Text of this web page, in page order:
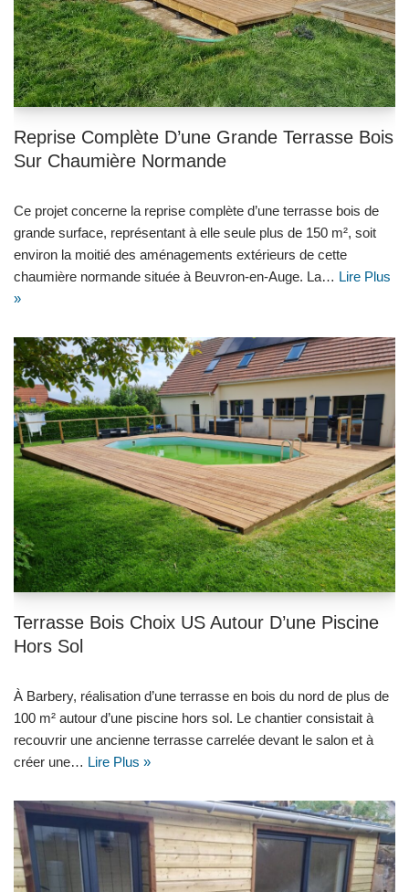
Reprise Complète D’une Grande Terrasse Bois
Sur Chaumière Normande
Ce projet concerne la reprise complète d’une terrasse bois de
grande surface, représentant à elle seule plus de 150 m², soit
environ la moitié des aménagements extérieurs de cette
chaumière normande située à Beuvron-en-Auge. La… Lire Plus
»
Terrasse Bois Choix US Autour D’une Piscine
Hors Sol
À Barbery, réalisation d’une terrasse en bois du nord de plus de
100 m² autour d’une piscine hors sol. Le chantier consistait à
recouvrir une ancienne terrasse carrelée devant le salon et à
créer une… Lire Plus »